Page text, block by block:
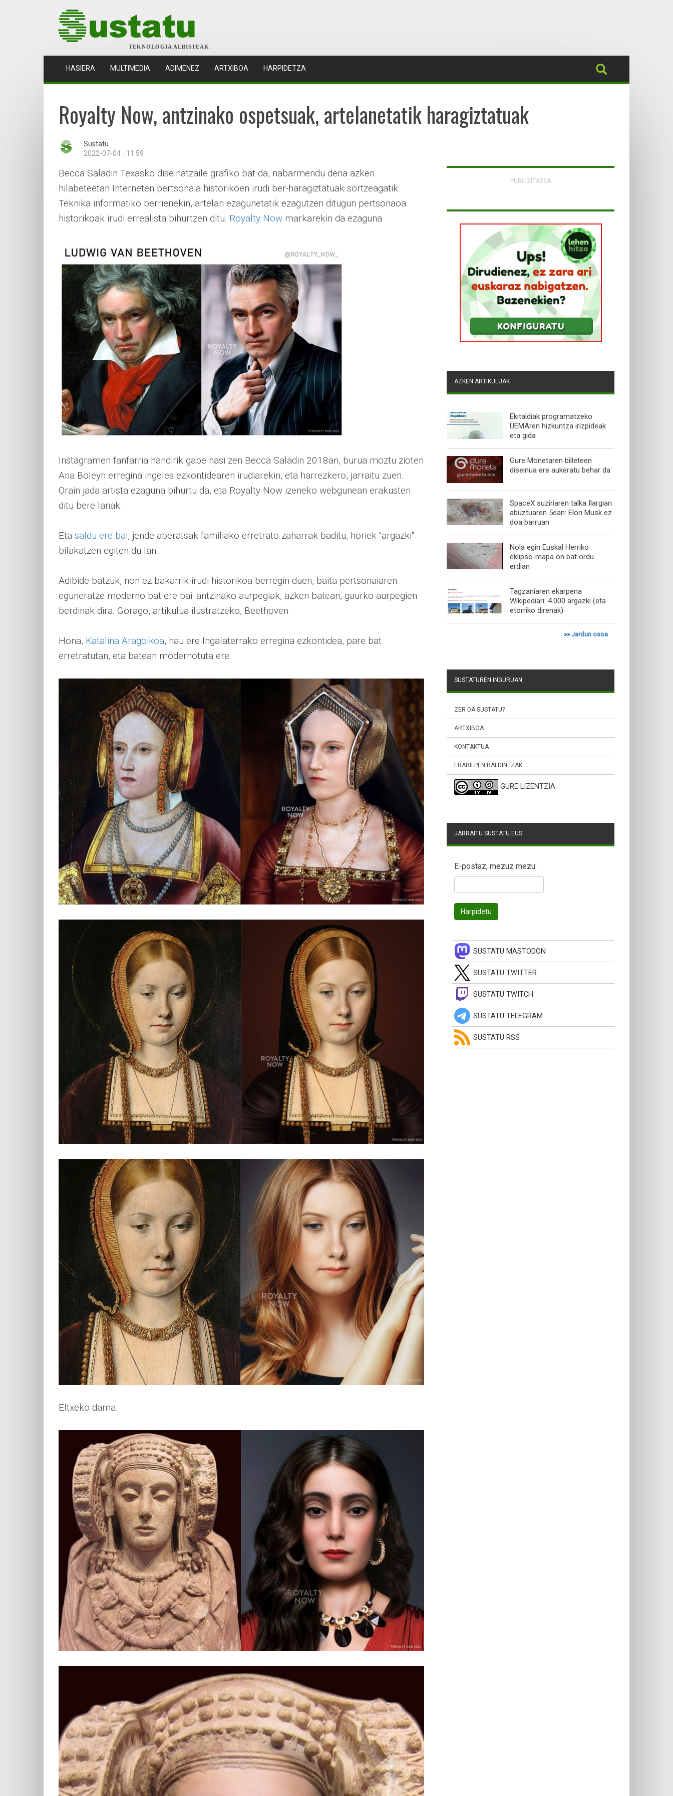
TEKNOLOGIA ALBISTEAK
HASIERA (CURRENT)
MULTIMEDIA ADIMENEZ ARTXIBOA HARPIDETZA
Royalty Now, antzinako ospetsuak, artelanetatik haragiztatuak
Sustatu
2022-07-04 : 11:59
Becca Saladin Texasko diseinatzaile grafiko bat da, nabarmendu dena azken
hilabeteetan Interneten pertsonaia historikoen irudi ber-haragiztatuak sortzeagatik.
Teknika informatiko berrienekin, artelan ezagunetatik ezagutzen ditugun pertsonaoa
historikoak irudi errealista bihurtzen ditu. Royalty Now markarekin da ezaguna.
Instagramen fanfarria handirik gabe hasi zen Becca Saladin 2018an, burua moztu zioten
Ana Boleyn erregina ingeles ezkontidearen irudiarekin, eta harrezkero, jarraitu zuen.
Orain jada artista ezaguna bihurtu da, eta Royalty Now izeneko webgunean erakusten
ditu bere lanak.
Eta saldu ere bai, jende aberatsak familiako erretrato zaharrak baditu, horiek "argazki"
bilakatzen egiten du lan.
Adibide batzuk, non ez bakarrik irudi historikoa berregin duen, baita pertsonaiaren
eguneratze moderno bat ere bai: antzinako aurpegiak, azken batean, gaurko aurpegien
berdinak dira. Gorago, artikulua ilustratzeko, Beethoven.
Hona, Katalina Aragoikoa, hau ere Ingalaterrako erregina ezkontidea, pare bat
erretratutan, eta batean modernotuta ere:
Eltxeko dama:
PUBLIZITATEA
AZKEN ARTIKULUAK
Ekitaldiak programatzeko
UEMAren hizkuntza irizpideak
eta gida
Gure Monetaren billeteen
diseinua ere aukeratu behar da
SpaceX suziriaren talka Ilargian
abuztuaren 5ean: Elon Musk ez
doa barruan
Nola egin Euskal Herriko
eklipse-mapa on bat ordu
erdian
Tagzaniaren ekarpena
Wikipediari: 4.000 argazki (eta
etorriko direnak)
»»Jardun osoa
SUSTATUREN INGURUAN
ZER DA SUSTATU?
ARTXIBOA
KONTAKTUA
ERABILPEN BALDINTZAK
GURE LIZENTZIA
JARRAITU SUSTATU.EUS
E-postaz, mezuz mezu:
SUSTATU MASTODON
SUSTATU TWITTER
SUSTATU TWITCH
SUSTATU TELEGRAM
SUSTATU RSS